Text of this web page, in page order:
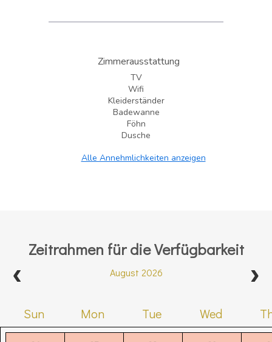
Zimmerausstattung
TV
Wifi
Kleiderständer
Badewanne
Föhn
Dusche
Alle Annehmlichkeiten anzeigen
Zeitrahmen für die Verfügbarkeit
August 2026
Sun Mon Tue Wed